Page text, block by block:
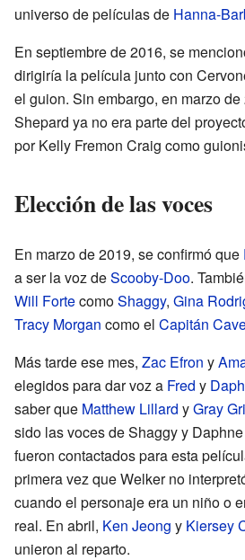
universo de películas de Hanna-
En septiembre de 2016, se
dirigiría la película junto con
el guion. Sin embargo, en marzo
Shepard ya no era parte del
por Kelly Fremon Craig como
Elección de las voces
En marzo de 2019, se confirmó que
a ser la voz deScooby-Doo.
Will FortecomoShaggy, Gina
Tracy Morgan como el Capitán
Más tarde ese mes, Zac Efron y
elegidos para dar voz a Fred y
saber que Matthew Lillard yGray
sido las voces de Shaggy y
fueron contactados para esta
primera vez que Welker no
cuando el personaje era un niño o
real. En abril, Ken Jeong y Kiersey
unieron al reparto.